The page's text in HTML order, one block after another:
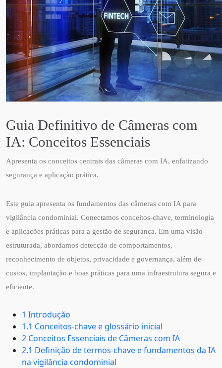
Guia Definitivo de Câmeras com
IA: Conceitos Essenciais
Apresenta os conceitos centrais das câmeras com IA, enfatizando
segurança e aplicação prática.
Este guia apresenta os fundamentos das câmeras com IA para
vigilância condominial. Conectamos conceitos-chave, terminologia
e aplicações práticas para a gestão de segurança. Em uma visão
estruturada, abordamos detecção de comportamentos,
reconhecimento de objetos, privacidade e governança, além de
custos, implantação e boas práticas para uma infraestrutura segura e
eficiente.
1 Introdução
1.1 Conceitos-chave e glossário inicial
2 Conceitos Essenciais de Câmeras com IA
2.1 Definição de termos-chave e fundamentos da IA
na vigilância condominial